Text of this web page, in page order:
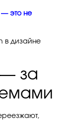
— это не
в дизайне
за